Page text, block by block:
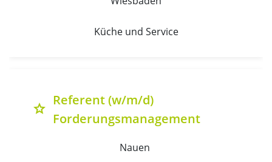
Küche und Service
grade
Referent (w/m/d)
Forderungsmanagement
Nauen